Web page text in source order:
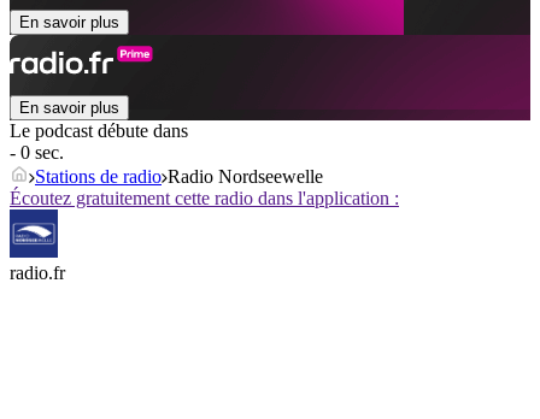
En savoir plus
En savoir plus
Le podcast débute dans
- 0 sec.
Stations de radio Radio Nordseewelle
Écoutez gratuitement cette radio dans l'application :
radio.fr